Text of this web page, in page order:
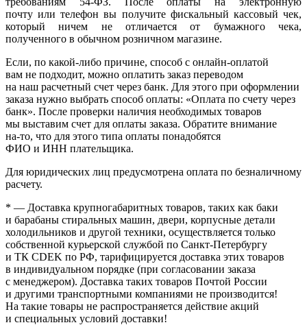
почту или телефон вы получите фискальный кассовый чек,
который ничем не отличается от бумажного чека,
полученного в обычном розничном магазине.
Если, по какой-либо причине, способ с онлайн-оплатой
вам не подходит, можно оплатить заказ переводом
на наш расчетный счет через банк. Для этого при оформлении
заказа нужно выбрать способ оплаты: «Оплата по счету через
банк». После проверки наличия необходимых товаров
мы выставим счет для оплаты заказа. Обратите внимание
на-то, что для этого типа оплаты понадобятся
ФИО и ИНН плательщика.
Для юридических лиц предусмотрена оплата по безналичному
расчету.
* — Доставка крупногабаритных товаров, таких как баки
и барабаны стиральных машин, двери, корпусные детали
холодильников и другой техники, осуществляется только
собственной курьерской службой по Санкт-Петербургу
и ТК CDEK по РФ, тарифицируется доставка этих товаров
в индивидуальном порядке (при согласовании заказа
с менеджером). Доставка таких товаров Почтой России
и другими транспортными компаниями не производится!
На такие товары не распространяется действие акций
и специальных условий доставки!